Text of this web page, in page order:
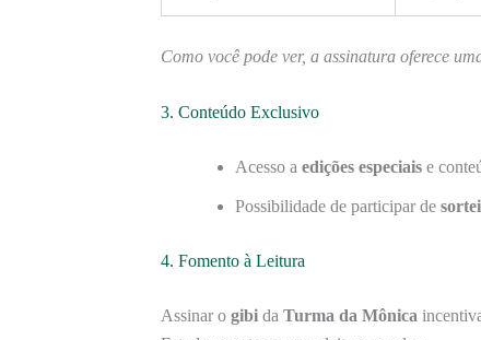
Como você pode ver, a assinatura oferece
3. Conteúdo Exclusivo
Acesso a edições especiais e
Possibilidade de participar de
4. Fomento à Leitura
Assinar o gibi da Turma da Mônica